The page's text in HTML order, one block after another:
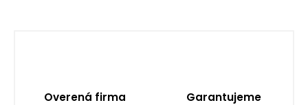
Overená firma Garantujeme